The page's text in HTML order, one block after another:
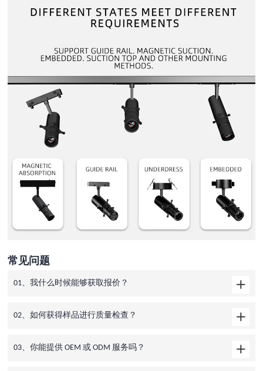
常见问题
01、我什么时候能够获取报价？
02、如何获得样品进行质量检查？
03、你能提供 OEM 或 ODM 服务吗？